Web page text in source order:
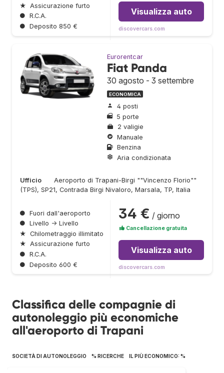
★ Assicurazione furto
● R.C.A.
● Deposito 850 €
Visualizza auto
discovercars.com
Eurorentcar
Fiat Panda
30 agosto - 3 settembre
ECONOMICA
4 posti
5 porte
2 valigie
Manuale
Benzina
Aria condizionata
Ufficio
Aeroporto di Trapani-Birgi ""Vincenzo Florio""
(TPS), SP21, Contrada Birgi Nivaloro, Marsala, TP, Italia
● Fuori dall'aeroporto
● Livello → Livello
★ Chilometraggio illimitato
★ Assicurazione furto
● R.C.A.
● Deposito 600 €
34 € / giorno
Cancellazione gratuita
Visualizza auto
discovercars.com
Classifica delle compagnie di
autonoleggio più economiche
all'aeroporto di Trapani
SOCIETÀ DI AUTONOLEGGIO % RICERCHE IL PIÙ ECONOMICO: %